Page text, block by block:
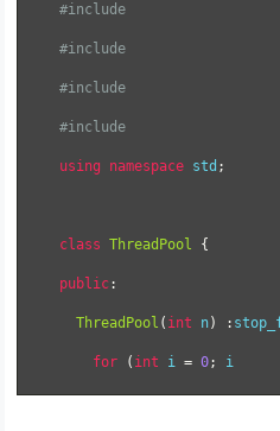
#include
#include
#include
#include
using namespace std ;
class ThreadPool {
public:
ThreadPool ( int n) :
for ( int i = 0; i